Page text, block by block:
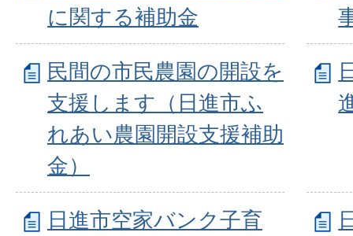
に関する補助金
民間の市民農園の開設を
支援します（日進市ふ
れあい農園開設支援補助
金）
日進市空家バンク子育